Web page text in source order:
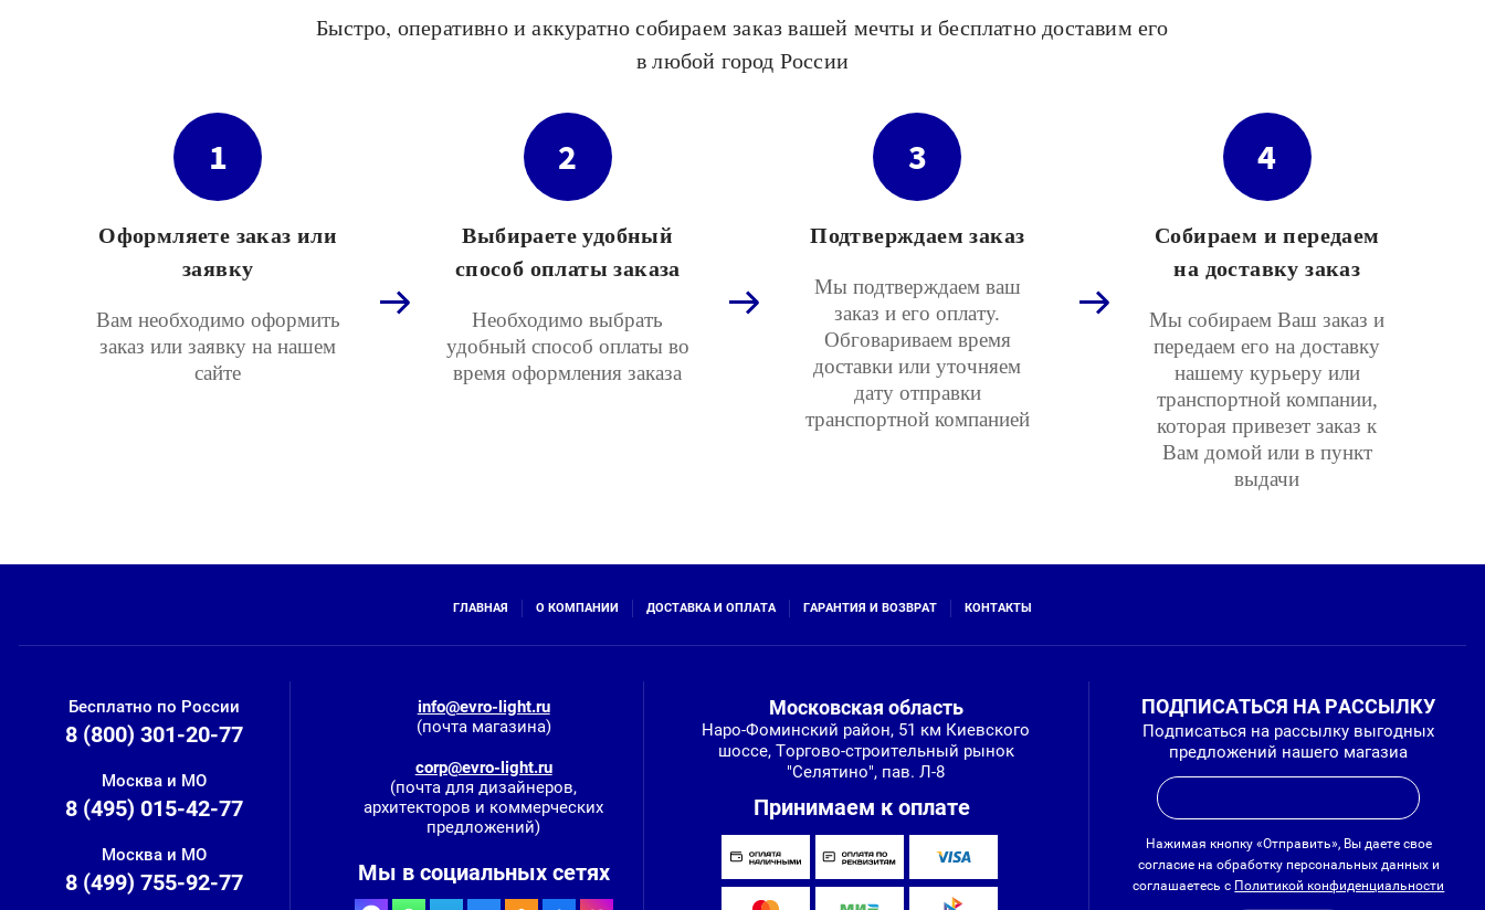
Быстро, оперативно и аккуратно собираем заказ вашей мечты и бесплатно доставим его
в любой город России
1
Оформляете заказ или
заявку
Вам необходимо оформить
заказ или заявку на нашем
сайте
2
Выбираете удобный
способ оплаты заказа
Необходимо выбрать
удобный способ оплаты во
время оформления заказа
3
Подтверждаем заказ
Мы подтверждаем ваш
заказ и его оплату.
Обговариваем время
доставки или уточняем
дату отправки
транспортной компанией
4
Собираем и передаем
на доставку заказ
Мы собираем Ваш заказ и
передаем его на доставку
нашему курьеру или
транспортной компании,
которая привезет заказ к
Вам домой или в пункт
выдачи
ГЛАВНАЯ О КОМПАНИИ ДОСТАВКА И ОПЛАТА ГАРАНТИЯ И ВОЗВРАТ КОНТАКТЫ
Бесплатно по России
8 (800) 301-20-77
Москва и МО
8 (495) 015-42-77
Москва и МО
8 (499) 755-92-77
info@evro-light.ru
(почта магазина)
corp@evro-light.ru
(почта для дизайнеров,
архитекторов и коммерческих
предложений)
Мы в социальных сетях
Московская область
Наро-Фоминский район, 51 км Киевского
шоссе, Торгово-строительный рынок
"Селятино", пав. Л-8
Принимаем к оплате
ПОДПИСАТЬСЯ НА РАССЫЛКУ
Подписаться на рассылку выгодных
предложений нашего магазиа
Нажимая кнопку «Отправить», Вы даете свое
согласие на обработку персональных данных и
соглашаетесь с Политикой конфиденциальности